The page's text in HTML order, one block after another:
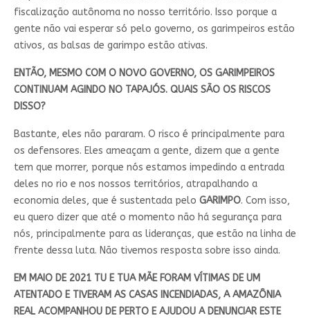
fiscalização autônoma no nosso território. Isso porque a
gente não vai esperar só pelo governo, os garimpeiros estão
ativos, as balsas de garimpo estão ativas.
ENTÃO, MESMO COM O NOVO GOVERNO, OS GARIMPEIROS
CONTINUAM AGINDO NO TAPAJÓS. QUAIS SÃO OS RISCOS
DISSO?
Bastante, eles não pararam. O risco é principalmente para
os defensores. Eles ameaçam a gente, dizem que a gente
tem que morrer, porque nós estamos impedindo a entrada
deles no rio e nos nossos territórios, atrapalhando a
economia deles, que é sustentada pelo GARIMPO. Com isso,
eu quero dizer que até o momento não há segurança para
nós, principalmente para as lideranças, que estão na linha de
frente dessa luta. Não tivemos resposta sobre isso ainda.
EM MAIO DE 2021 TU E TUA MÃE FORAM VÍTIMAS DE UM
ATENTADO E TIVERAM AS CASAS INCENDIADAS, A AMAZÔNIA
REAL ACOMPANHOU DE PERTO E AJUDOU A DENUNCIAR ESTE